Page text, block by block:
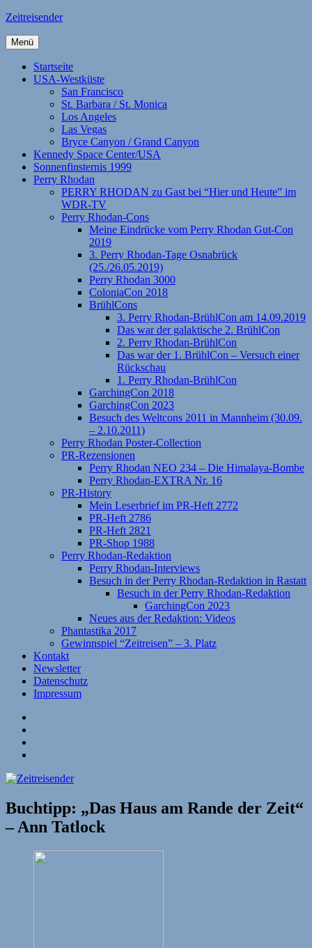
Zum
springen
Zeitreisender
Menü
Startseite
USA-Westküste
San Francisco
St. Barbara / St. Monica
Los Angeles
Las Vegas
Bryce Canyon / Grand Canyon
Kennedy Space Center/USA
Sonnenfinsternis 1999
Perry Rhodan
PERRY RHODAN zu Gast bei “Hier und Heute” im
WDR-TV
Perry Rhodan-Cons
Meine Eindrücke vom Perry Rhodan Gut-Con
2019
3. Perry Rhodan-Tage Osnabrück
(25./26.05.2019)
Perry Rhodan 3000
ColoniaCon 2018
BrühlCons
3. Perry Rhodan-BrühlCon am 14.09.2019
Das war der galaktische 2. BrühlCon
2. Perry Rhodan-BrühlCon
Das war der 1. BrühlCon – Versuch einer
Rückschau
1. Perry Rhodan-BrühlCon
GarchingCon 2018
GarchingCon 2023
Besuch des Weltcons 2011 in Mannheim (30.09.
– 2.10.2011)
Perry Rhodan Poster-Collection
PR-Rezensionen
Perry Rhodan NEO 234 – Die Himalaya-Bombe
Perry Rhodan-EXTRA Nr. 16
PR-History
Mein Leserbrief im PR-Heft 2772
PR-Heft 2786
PR-Heft 2821
PR-Shop 1988
Perry Rhodan-Redaktion
Perry Rhodan-Interviews
Besuch in der Perry Rhodan-Redaktion in Rastatt
Besuch in der Perry Rhodan-Redaktion
GarchingCon 2023
Neues aus der Redaktion: Videos
Phantastika 2017
Gewinnspiel “Zeitreisen” – 3. Platz
Kontakt
Newsletter
Datenschutz
Impressum
Buchtipp: „Das Haus am Rande der Zeit“
– Ann Tatlock